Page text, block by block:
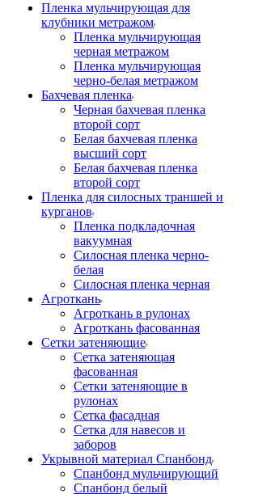
Пленка мульчирующая для
клубники метражом
Пленка мульчирующая
черная метражом
Пленка мульчирующая
черно-белая метражом
Бахчевая пленка
Черная бахчевая пленка
второй сорт
Белая бахчевая пленка
высший сорт
Белая бахчевая пленка
второй сорт
Пленка для силосных траншей и
курганов
Пленка подкладочная
вакуумная
Силосная пленка черно-
белая
Силосная пленка черная
Агроткань
Агроткань в рулонах
Агроткань фасованная
Сетки затеняющие
Сетка затеняющая
фасованная
Сетки затеняющие в
рулонах
Сетка фасадная
Сетка для навесов и
заборов
Укрывной материал Спанбонд
Спанбонд мульчирующий
Спанбонд белый